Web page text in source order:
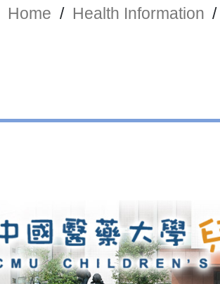
Home / Health Information /